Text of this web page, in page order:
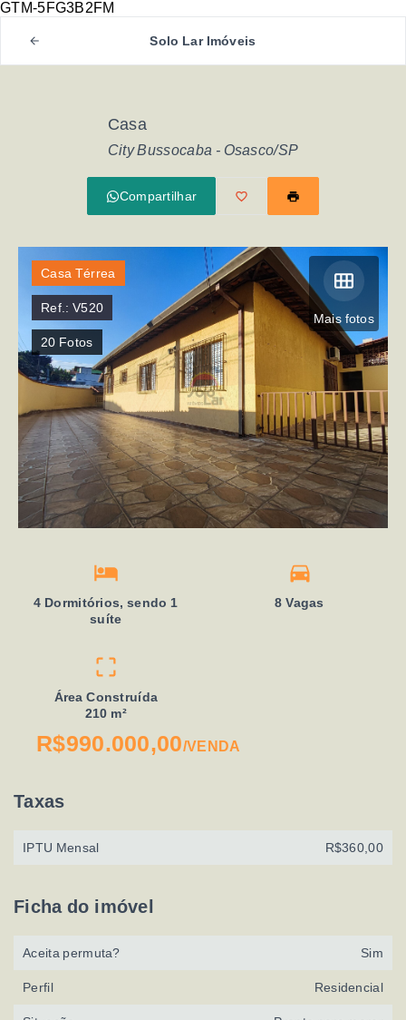
GTM-5FG3B2FM
Solo Lar Imóveis
Casa
City Bussocaba - Osasco/SP
Compartilhar
Mais fotos
Casa Térrea
Ref.:V520
20 Fotos
4 Dormitórios, sendo 1
suíte
8 Vagas
Área Construída
210 m²
R$990.000,00/VENDA
Taxas
IPTU Mensal R$360,00
Ficha do imóvel
Aceita permuta? Sim
Perfil Residencial